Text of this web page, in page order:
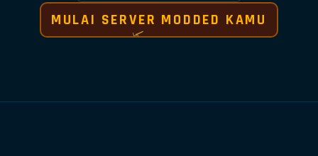
MULAI SERVER MODDED KAMU